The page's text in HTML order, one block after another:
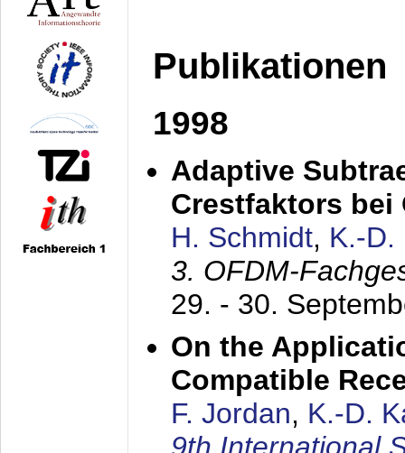
Publikationen
1998
Adaptive
Crestfaktors bei
H. Schmidt, K.-D.
3. OFDM-
29. - 30.
On the
Compatible
F. Jordan, K.-D.